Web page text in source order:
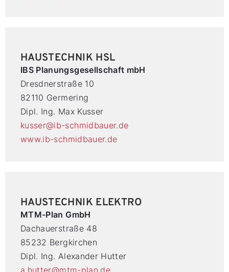
HAUSTECHNIK HSL
IBS Planungsgesellschaft mbH
Dresdnerstraße 10
82110 Germering
Dipl. Ing. Max Kusser
kusser@ib-schmidbauer.de
www.ib-schmidbauer.de
HAUSTECHNIK ELEKTRO
MTM-Plan GmbH
Dachauerstraße 48
85232 Bergkirchen
Dipl. Ing. Alexander Hutter
a.hutter@mtm-plan.de